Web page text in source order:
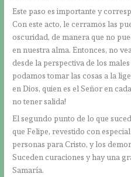
Este paso es importante y
Con este acto, le cerramos las
oscuridad, de manera que no
en nuestra alma. Entonces, no
desde la perspectiva de los
podamos tomar las cosas a la
en Dios, quien es el Señor en
no tener salida!
El segundo punto de lo que
que Felipe, revestido con
personas para Cristo, y los
Suceden curaciones y hay una
Samaría.